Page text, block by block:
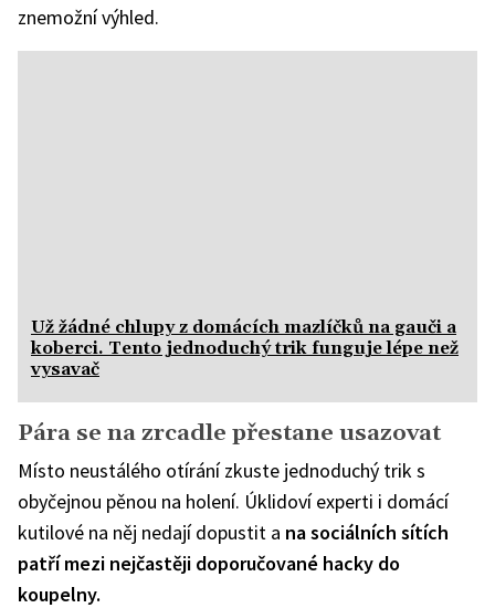
znemožní výhled.
Už žádné chlupy z domácích mazlíčků na gauči a
koberci. Tento jednoduchý trik funguje lépe než
vysavač
Pára se na zrcadle přestane usazovat
Místo neustálého otírání zkuste jednoduchý trik s
obyčejnou pěnou na holení. Úklidoví experti i domácí
kutilové na něj nedají dopustit a na sociálních sítích
patří mezi nejčastěji doporučované hacky do
koupelny.